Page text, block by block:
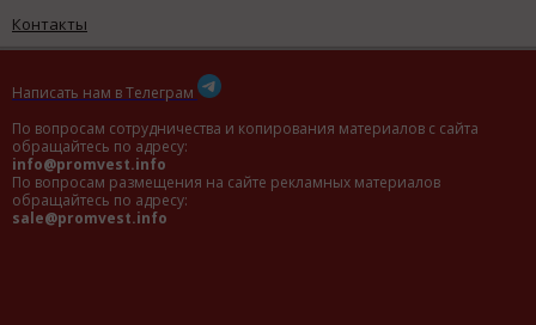
Контакты
Написать нам в Телеграм
По вопросам сотрудничества и копирования материалов с сайта
обращайтесь по адресу:
info@promvest.info
По вопросам размещения на сайте рекламных материалов
обращайтесь по адресу:
sale@promvest.info